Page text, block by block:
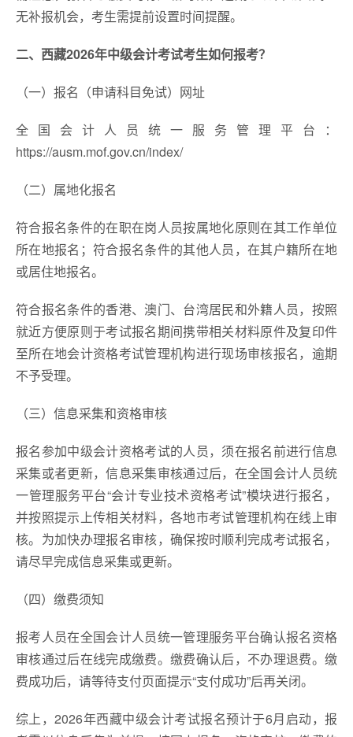
无补报机会，考生需提前设置时间提醒。
二、西藏2026年中级会计考试考生如何报考？
（一）报名（申请科目免试）网址
全国会计人员统一服务管理平台：
https://ausm.mof.gov.cn/index/
（二）属地化报名
符合报名条件的在职在岗人员按属地化原则在其工作单位
所在地报名；符合报名条件的其他人员，在其户籍所在地
或居住地报名。
符合报名条件的香港、澳门、台湾居民和外籍人员，按照
就近方便原则于考试报名期间携带相关材料原件及复印件
至所在地会计资格考试管理机构进行现场审核报名，逾期
不予受理。
（三）信息采集和资格审核
报名参加中级会计资格考试的人员，须在报名前进行信息
采集或者更新，信息采集审核通过后，在全国会计人员统
一管理服务平台“会计专业技术资格考试”模块进行报名，
并按照提示上传相关材料，各地市考试管理机构在线上审
核。为加快办理报名审核，确保按时顺利完成考试报名，
请尽早完成信息采集或更新。
（四）缴费须知
报考人员在全国会计人员统一管理服务平台确认报名资格
审核通过后在线完成缴费。缴费确认后，不办理退费。缴
费成功后，请等待支付页面提示“支付成功”后再关闭。
综上，2026年西藏中级会计考试报名预计于6月启动，报